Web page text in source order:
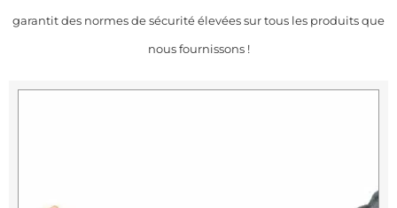
garantit des normes de sécurité élevées sur tous les produits que
nous fournissons !